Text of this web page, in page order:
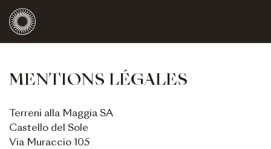
MENTIONS LÉGALES
Terreni alla Maggia SA
Castello del Sole
Via Muraccio 105